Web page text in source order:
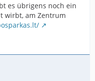
es übrigens noch ein
wirbt, am Zentrum